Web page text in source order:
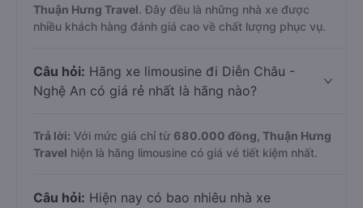
Thuận Hưng Travel. Đây đều là những nhà xe được
nhiều khách hàng đánh giá cao về chất lượng phục vụ.
Câu hỏi: Hãng xe limousine đi Diễn Châu -
Nghệ An có giá rẻ nhất là hãng nào?
Trả lời: Với mức giá chỉ từ 680.000 đồng, Thuận Hưng
Travel hiện là hãng limousine có giá vé tiết kiệm nhất.
Câu hỏi: Hiện nay có bao nhiêu nhà xe